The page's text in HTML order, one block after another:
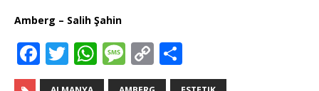
Amberg – Salih Şahin
F
a
T
w
W
h
M
e
C
o ei